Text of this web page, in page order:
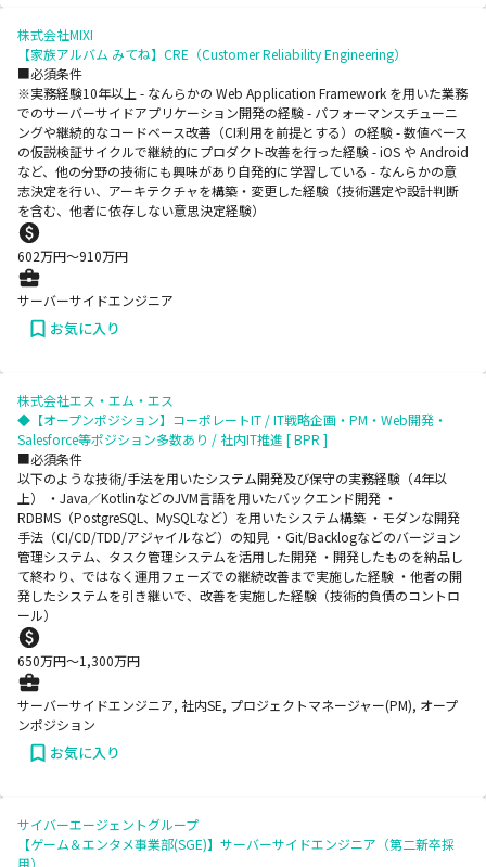
株式会社MIXI
【家族アルバム みてね】CRE（Customer Reliability Engineering）
■必須条件
※実務経験10年以上 - なんらかの Web Application Framework を用いた業務
でのサーバーサイドアプリケーション開発の経験 - パフォーマンスチューニ
ングや継続的なコードベース改善（CI利用を前提とする）の経験 - 数値ベース
の仮説検証サイクルで継続的にプロダクト改善を行った経験 - iOS や Android
など、他の分野の技術にも興味があり自発的に学習している - なんらかの意
志決定を行い、アーキテクチャを構築・変更した経験（技術選定や設計判断
を含む、他者に依存しない意思決定経験）
602万円〜910万円
サーバーサイドエンジニア
お気に入り
株式会社エス・エム・エス
◆【オープンポジション】コーポレートIT / IT戦略企画・PM・Web開発・
Salesforce等ポジション多数あり / 社内IT推進 [ BPR ]
■必須条件
以下のような技術/手法を用いたシステム開発及び保守の実務経験（4年以
上） ・Java／KotlinなどのJVM言語を用いたバックエンド開発 ・
RDBMS（PostgreSQL、MySQLなど）を用いたシステム構築 ・モダンな開発
手法（CI/CD/TDD/アジャイルなど）の知見 ・Git/Backlogなどのバージョン
管理システム、タスク管理システムを活用した開発 ・開発したものを納品し
て終わり、ではなく運用フェーズでの継続改善まで実施した経験 ・他者の開
発したシステムを引き継いで、改善を実施した経験（技術的負債のコントロ
ール）
650万円〜1,300万円
サーバーサイドエンジニア, 社内SE, プロジェクトマネージャー(PM), オープ
ンポジション
お気に入り
サイバーエージェントグループ
【ゲーム＆エンタメ事業部(SGE)】サーバーサイドエンジニア（第二新卒採
用）